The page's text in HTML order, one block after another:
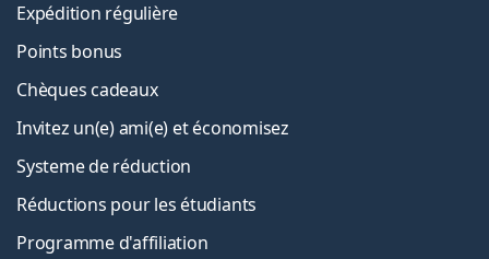
Expédition régulière
Points bonus
Chèques cadeaux
Invitez un(e) ami(e) et économisez
Systeme de réduction
Réductions pour les étudiants
Programme d'affiliation